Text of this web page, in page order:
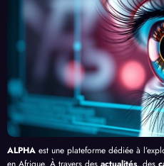
en
Afriq
ue
Palud
isme
en
Afriq
ue
ALPHA est une plateforme dédiée à